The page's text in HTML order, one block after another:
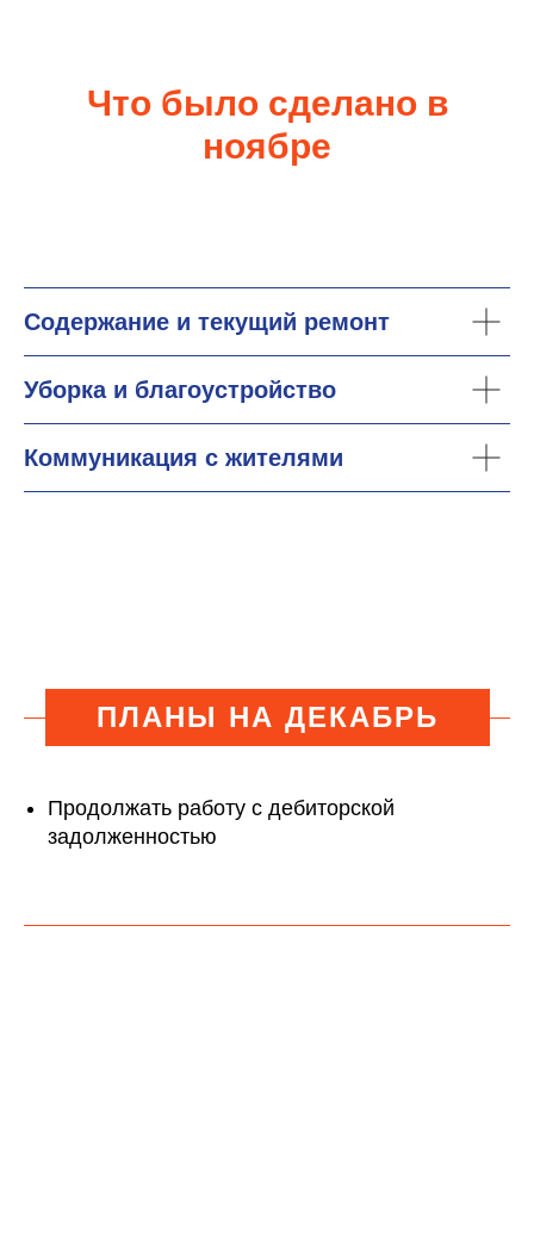
Что было сделано в
ноябре
Содержание и текущий ремонт
Уборка и благоустройство
Коммуникация с жителями
ПЛАНЫ НА ДЕКАБРЬ
Продолжать работу с дебиторской
задолженностью